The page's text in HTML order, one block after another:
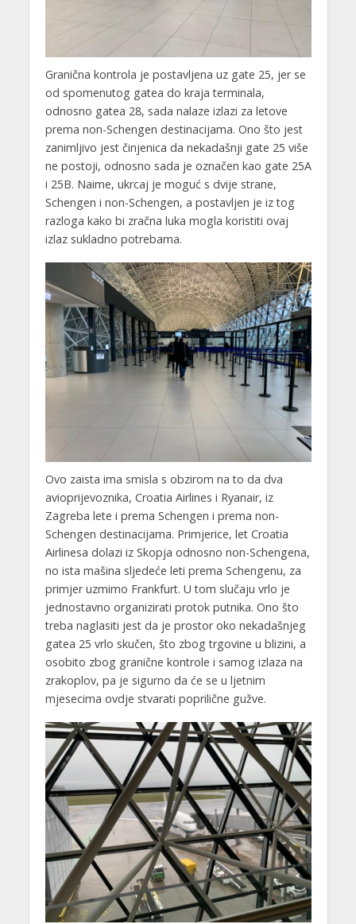
Granična kontrola je postavljena uz gate 25, jer se
od spomenutog gatea do kraja terminala,
odnosno gatea 28, sada nalaze izlazi za letove
prema non-Schengen destinacijama. Ono što jest
zanimljivo jest činjenica da nekadašnji gate 25 više
ne postoji, odnosno sada je označen kao gate 25A
i 25B. Naime, ukrcaj je moguć s dvije strane,
Schengen i non-Schengen, a postavljen je iz tog
razloga kako bi zračna luka mogla koristiti ovaj
izlaz sukladno potrebama.
Ovo zaista ima smisla s obzirom na to da dva
avioprijevoznika, Croatia Airlines i Ryanair, iz
Zagreba lete i prema Schengen i prema non-
Schengen destinacijama. Primjerice, let Croatia
Airlinesa dolazi iz Skopja odnosno non-Schengena,
no ista mašina sljedeće leti prema Schengenu, za
primjer uzmimo Frankfurt. U tom slučaju vrlo je
jednostavno organizirati protok putnika. Ono što
treba naglasiti jest da je prostor oko nekadašnjeg
gatea 25 vrlo skučen, što zbog trgovine u blizini, a
osobito zbog granične kontrole i samog izlaza na
zrakoplov, pa je sigurno da će se u ljetnim
mjesecima ovdje stvarati poprilične gužve.